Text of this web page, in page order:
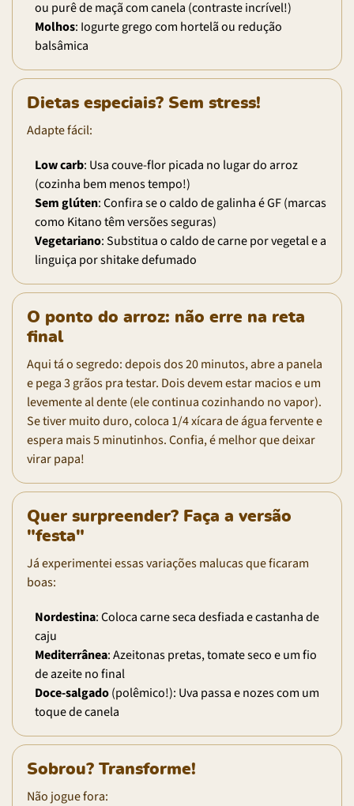
ou purê de maçã com canela (contraste incrível!)
Molhos: Iogurte grego com hortelã ou redução
balsâmica
Dietas especiais? Sem stress!
Adapte fácil:
Low carb: Usa couve-flor picada no lugar do arroz
(cozinha bem menos tempo!)
Sem glúten: Confira se o caldo de galinha é GF (marcas
como Kitano têm versões seguras)
Vegetariano: Substitua o caldo de carne por vegetal e a
linguiça por shitake defumado
O ponto do arroz: não erre na reta
final
Aqui tá o segredo: depois dos 20 minutos, abre a panela
e pega 3 grãos pra testar. Dois devem estar macios e um
levemente al dente (ele continua cozinhando no vapor).
Se tiver muito duro, coloca 1/4 xícara de água fervente e
espera mais 5 minutinhos. Confia, é melhor que deixar
virar papa!
Quer surpreender? Faça a versão
"festa"
Já experimentei essas variações malucas que ficaram
boas:
Nordestina: Coloca carne seca desfiada e castanha de
caju
Mediterrânea: Azeitonas pretas, tomate seco e um fio
de azeite no final
Doce-salgado(polêmico!): Uva passa e nozes com um
toque de canela
Sobrou? Transforme!
Não jogue fora: